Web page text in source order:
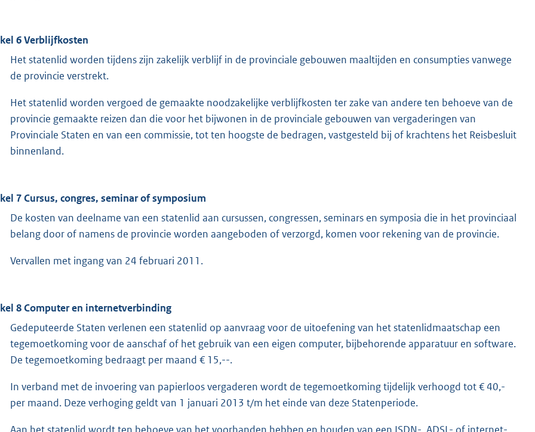
6 Verblijfkosten
Het statenlid worden tijdens zijn zakelijk verblijf in de provinciale gebouwen maaltijden en consumpties vanwege
de provincie verstrekt.
Het statenlid worden vergoed de gemaakte noodzakelijke verblijfkosten ter zake van andere ten behoeve van de
provincie gemaakte reizen dan die voor het bijwonen in de provinciale gebouwen van vergaderingen van
Provinciale Staten en van een commissie, tot ten hoogste de bedragen, vastgesteld bij of krachtens het Reisbesluit
binnenland.
7 Cursus, congres, seminar of symposium
De kosten van deelname van een statenlid aan cursussen, congressen, seminars en symposia die in het provinciaal
belang door of namens de provincie worden aangeboden of verzorgd, komen voor rekening van de provincie.
Vervallen met ingang van 24 februari 2011.
8 Computer en internetverbinding
Gedeputeerde Staten verlenen een statenlid op aanvraag voor de uitoefening van het statenlidmaatschap een
tegemoetkoming voor de aanschaf of het gebruik van een eigen computer, bijbehorende apparatuur en software.
De tegemoetkoming bedraagt per maand € 15,--.
In verband met de invoering van papierloos vergaderen wordt de tegemoetkoming tijdelijk verhoogd tot € 40,-
per maand. Deze verhoging geldt van 1 januari 2013 t/m het einde van deze Statenperiode.